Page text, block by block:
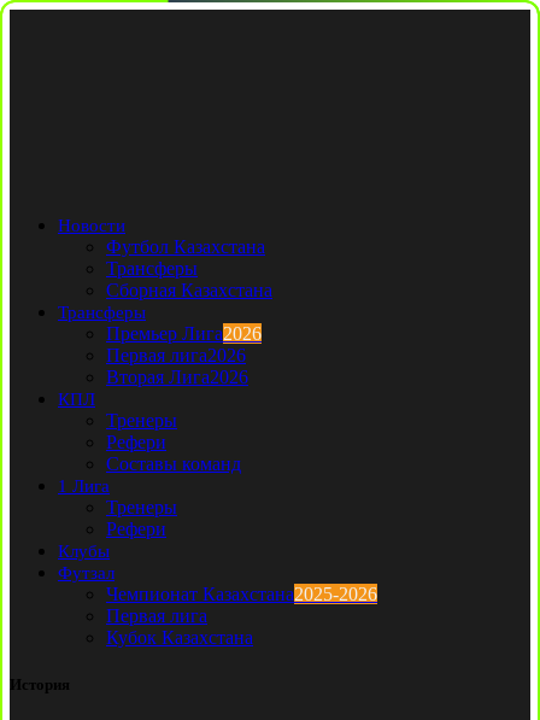
Новости
Футбол Казахстана
Трансферы
Сборная Казахстана
Трансферы
Премьер Лига2026
Первая лига2026
Вторая Лига2026
КПЛ
Тренеры
Рефери
Составы команд
1 Лига
Тренеры
Рефери
Клубы
Футзал
Чемпионат Казахстана2025-2026
Первая лига
Кубок Казахстана
История